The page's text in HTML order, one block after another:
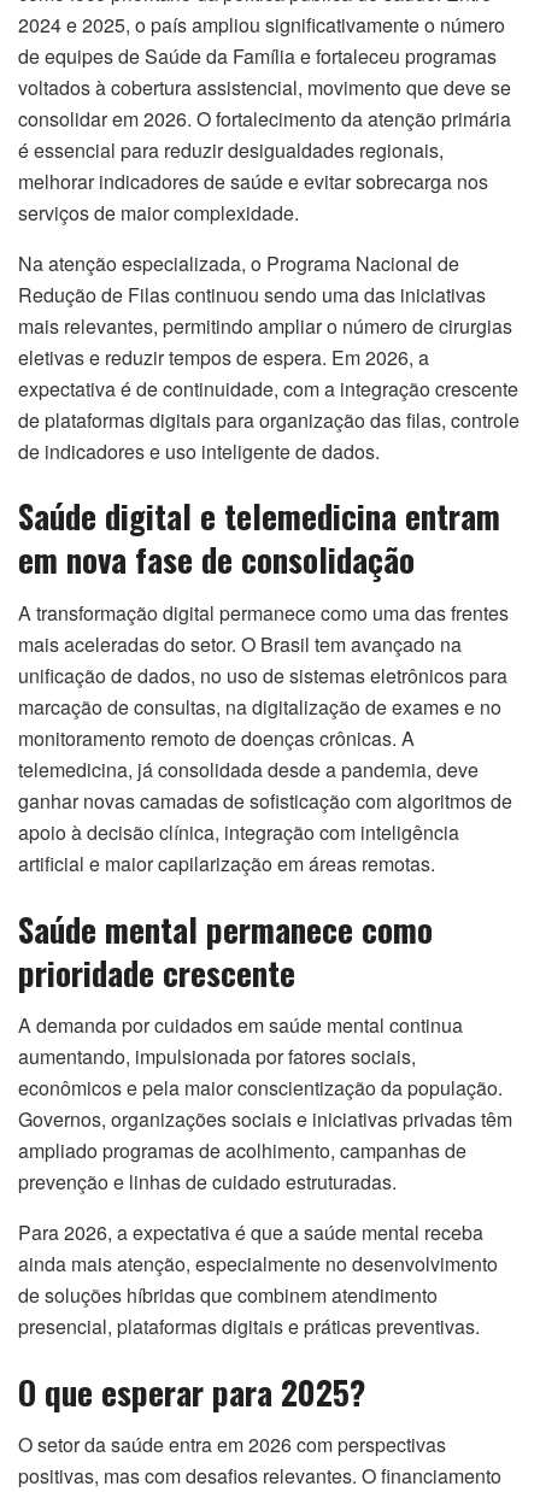
2024 e 2025, o país ampliou significativamente o número
de equipes de Saúde da Família e fortaleceu programas
voltados à cobertura assistencial, movimento que deve se
consolidar em 2026. O fortalecimento da atenção primária
é essencial para reduzir desigualdades regionais,
melhorar indicadores de saúde e evitar sobrecarga nos
serviços de maior complexidade.
Na atenção especializada, o Programa Nacional de
Redução de Filas continuou sendo uma das iniciativas
mais relevantes, permitindo ampliar o número de cirurgias
eletivas e reduzir tempos de espera. Em 2026, a
expectativa é de continuidade, com a integração crescente
de plataformas digitais para organização das filas, controle
de indicadores e uso inteligente de dados.
Saúde digital e telemedicina entram
em nova fase de consolidação
A transformação digital permanece como uma das frentes
mais aceleradas do setor. O Brasil tem avançado na
unificação de dados, no uso de sistemas eletrônicos para
marcação de consultas, na digitalização de exames e no
monitoramento remoto de doenças crônicas. A
telemedicina, já consolidada desde a pandemia, deve
ganhar novas camadas de sofisticação com algoritmos de
apoio à decisão clínica, integração com inteligência
artificial e maior capilarização em áreas remotas.
Saúde mental permanece como
prioridade crescente
A demanda por cuidados em saúde mental continua
aumentando, impulsionada por fatores sociais,
econômicos e pela maior conscientização da população.
Governos, organizações sociais e iniciativas privadas têm
ampliado programas de acolhimento, campanhas de
prevenção e linhas de cuidado estruturadas.
Para 2026, a expectativa é que a saúde mental receba
ainda mais atenção, especialmente no desenvolvimento
de soluções híbridas que combinem atendimento
presencial, plataformas digitais e práticas preventivas.
O que esperar para 2025?
O setor da saúde entra em 2026 com perspectivas
positivas, mas com desafios relevantes. O financiamento